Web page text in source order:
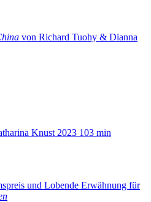
von Richard Tuohy & Dianna
Knust 2023 103 min
und Lobende Erwähnung für